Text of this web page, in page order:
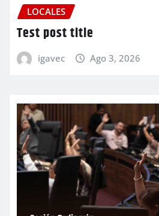
LOCALES
Test post title
igavec Ago 3, 2026